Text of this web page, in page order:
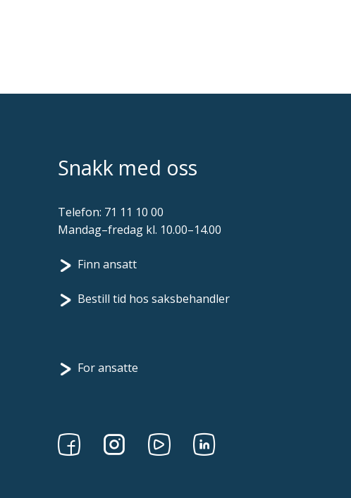
Snakk med oss
Telefon: 71 11 10 00
Mandag–fredag kl. 10.00–14.00
Finn ansatt
Bestill tid hos saksbehandler
For ansatte
Følg
Følg
Følg
Følg